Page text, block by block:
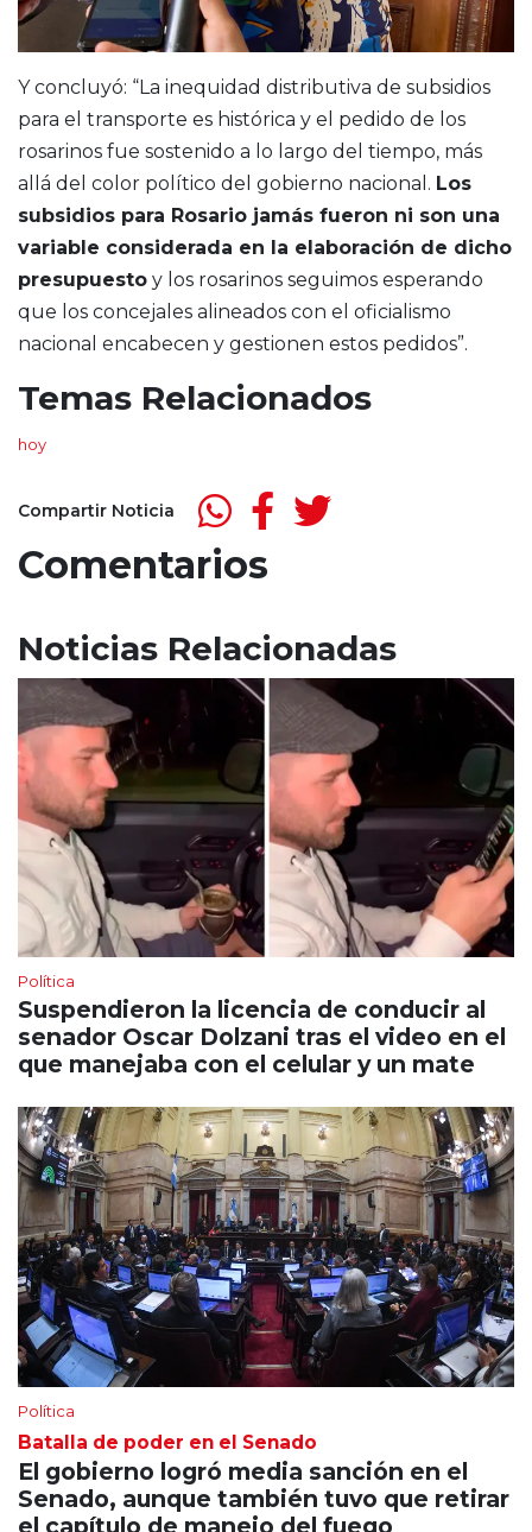
Y concluyó: “La inequidad distributiva de subsidios
para el transporte es histórica y el pedido de los
rosarinos fue sostenido a lo largo del tiempo, más
allá del color político del gobierno nacional. Los
subsidios para Rosario jamás fueron ni son una
variable considerada en la elaboración de dicho
presupuesto y los rosarinos seguimos esperando
que los concejales alineados con el oficialismo
nacional encabecen y gestionen estos pedidos”.
Temas Relacionados
hoy
Compartir Noticia
Comentarios
Noticias Relacionadas
Política
Suspendieron la licencia de conducir al
senador Oscar Dolzani tras el video en el
que manejaba con el celular y un mate
Política
Batalla de poder en el Senado
El gobierno logró media sanción en el
Senado, aunque también tuvo que retirar
el capítulo de manejo del fuego